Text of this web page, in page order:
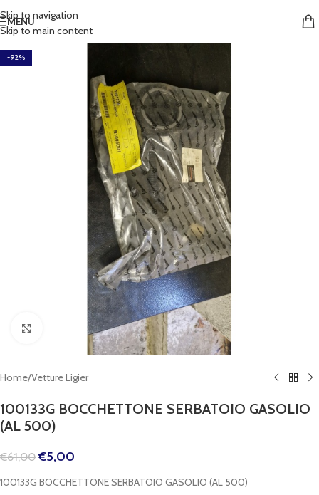
Skip to navigation
Skip to main content
MENU
-92%
Clicca per espandere
Home/Vetture Ligier
100133G BOCCHETTONE SERBATOIO GASOLIO
(AL 500)
€61,00 €5,00
100133G BOCCHETTONE SERBATOIO GASOLIO (AL 500)